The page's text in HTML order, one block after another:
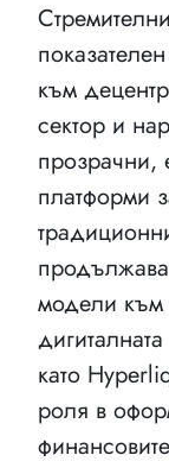
към
сектор и
прозрачни,
платформи
модели към
като
роля в